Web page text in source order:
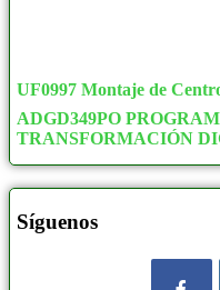
UF0997 Montaje de
ADGD349PO
TRANSFORMACIÓN
Síguenos